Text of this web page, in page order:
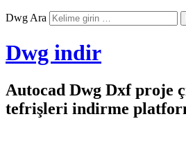
Dwg Ara
Dwg indir
Autocad Dwg Dxf proje
tefrişleri indirme